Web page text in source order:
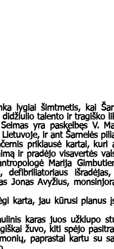
didžiulio talento ir tragiško
ir ant Šarnelės
ir pradėjo visavertės
Marija
defibriliatoriaus
Jonas Avyžius,
žuvo, kiti spėjo
paprastai kartu su